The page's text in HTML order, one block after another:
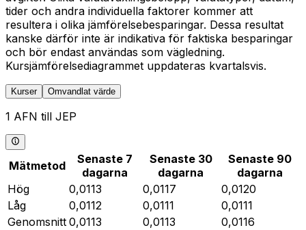
tider och andra individuella faktorer kommer att
resultera i olika jämförelsebesparingar. Dessa resultat
kanske därför inte är indikativa för faktiska besparingar
och bör endast användas som vägledning.
Kursjämförelsediagrammet uppdateras kvartalsvis.
Kurser Omvandlat värde
1 AFN till JEP
Mätmetod
Senaste 7
dagarna
Senaste 30
dagarna
Senaste 90
dagarna
Hög
0,0113 0,0117
0,0120
Låg
0,0112 0,0111
0,0111
Genomsnitt 0,0113 0,0113
0,0116